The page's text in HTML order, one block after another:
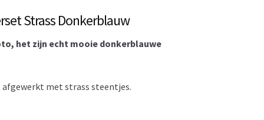
Strass Donkerblauw
het zijn echt mooie donkerblauwe
afgewerkt met strass steentjes.